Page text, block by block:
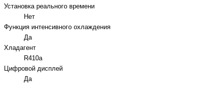
Установка реального времени
Нет
Функция интенсивного охлаждения
Да
Хладагент
R410a
Цифровой дисплей
Да